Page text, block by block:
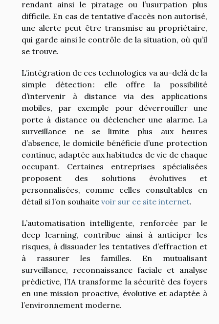
rendant ainsi le piratage ou l’usurpation plus
difficile. En cas de tentative d’accès non autorisé,
une alerte peut être transmise au propriétaire,
qui garde ainsi le contrôle de la situation, où qu’il
se trouve.
L’intégration de ces technologies va au-delà de la
simple détection : elle offre la possibilité
d’intervenir à distance via des applications
mobiles, par exemple pour déverrouiller une
porte à distance ou déclencher une alarme. La
surveillance ne se limite plus aux heures
d’absence, le domicile bénéficie d’une protection
continue, adaptée aux habitudes de vie de chaque
occupant. Certaines entreprises spécialisées
proposent des solutions évolutives et
personnalisées, comme celles consultables en
détail si l’on souhaite voir sur ce site internet.
L’automatisation intelligente, renforcée par le
deep learning, contribue ainsi à anticiper les
risques, à dissuader les tentatives d’effraction et
à rassurer les familles. En mutualisant
surveillance, reconnaissance faciale et analyse
prédictive, l’IA transforme la sécurité des foyers
en une mission proactive, évolutive et adaptée à
l’environnement moderne.